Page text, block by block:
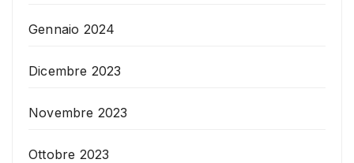
Gennaio 2024
Dicembre 2023
Novembre 2023
Ottobre 2023